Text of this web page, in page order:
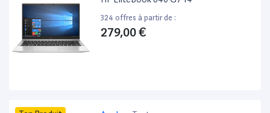
324 offres à partir de :
279,00 €